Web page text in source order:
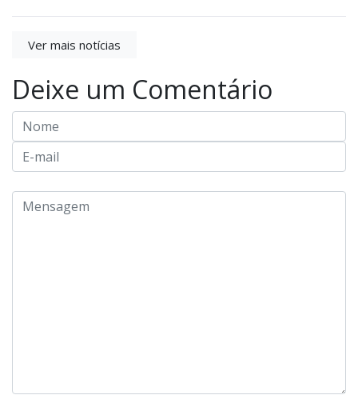
Ver mais notícias
Deixe um Comentário